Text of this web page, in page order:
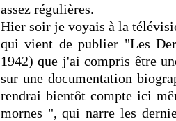
assez régulières.
Hier soir je voyais à la
qui vient de publier "Les
1942) que j'ai compris être
sur une documentation
rendrai bientôt compte ici
mornes ", qui narre les